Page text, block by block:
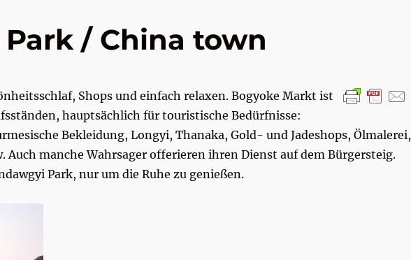
/ China town
Shops und einfach relaxen. Bogyoke Markt ist
hauptsächlich für touristische Bedürfnisse:
Bekleidung, Longyi, Thanaka, Gold- und Jadeshops, Ölmalerei,
Auch manche Wahrsager offerieren ihren Dienst auf dem Bürgersteig.
Park, nur um die Ruhe zu genießen.